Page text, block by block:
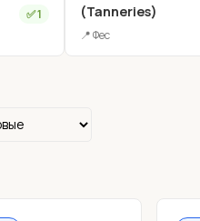
✅ 1
(Tanneries)
📍 Фес